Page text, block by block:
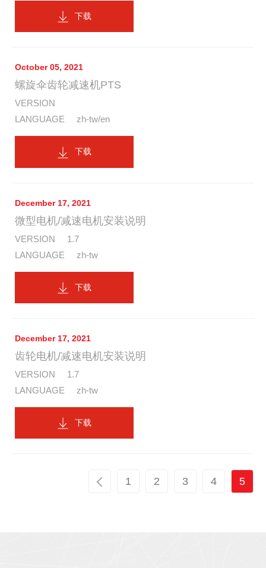
下载
October 05, 2021
螺旋伞齿轮减速机PTS
zh-tw/en
下载
December 17, 2021
微型电机/减速电机安装说明
1.7
zh-tw
下载
December 17, 2021
齿轮电机/减速电机安装说明
1.7
zh-tw
下载
1 2 3 4 5